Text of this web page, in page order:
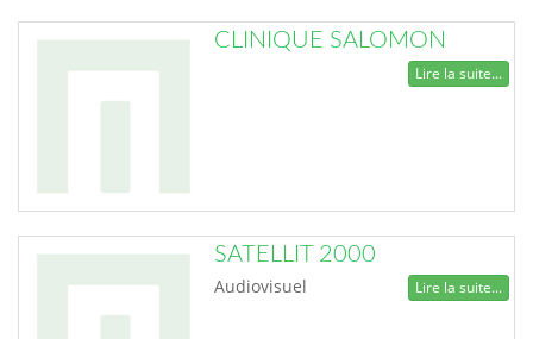
CLINIQUE SALOMON
Lire la suite...
SATELLIT 2000
Audiovisuel Lire la suite...